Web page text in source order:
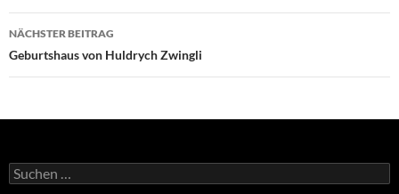
NÄCHSTER BEITRAG
Geburtshaus von Huldrych Zwingli
Suchen
nach: